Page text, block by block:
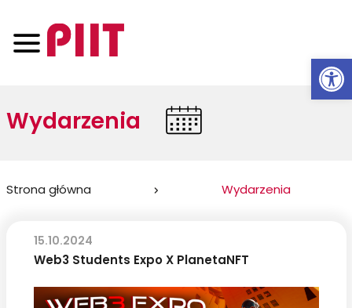
Wydarzenia
Jesteś
Strona główna Wydarzenia
Web3 Students Expo X PlanetaNFT
15.10.2024